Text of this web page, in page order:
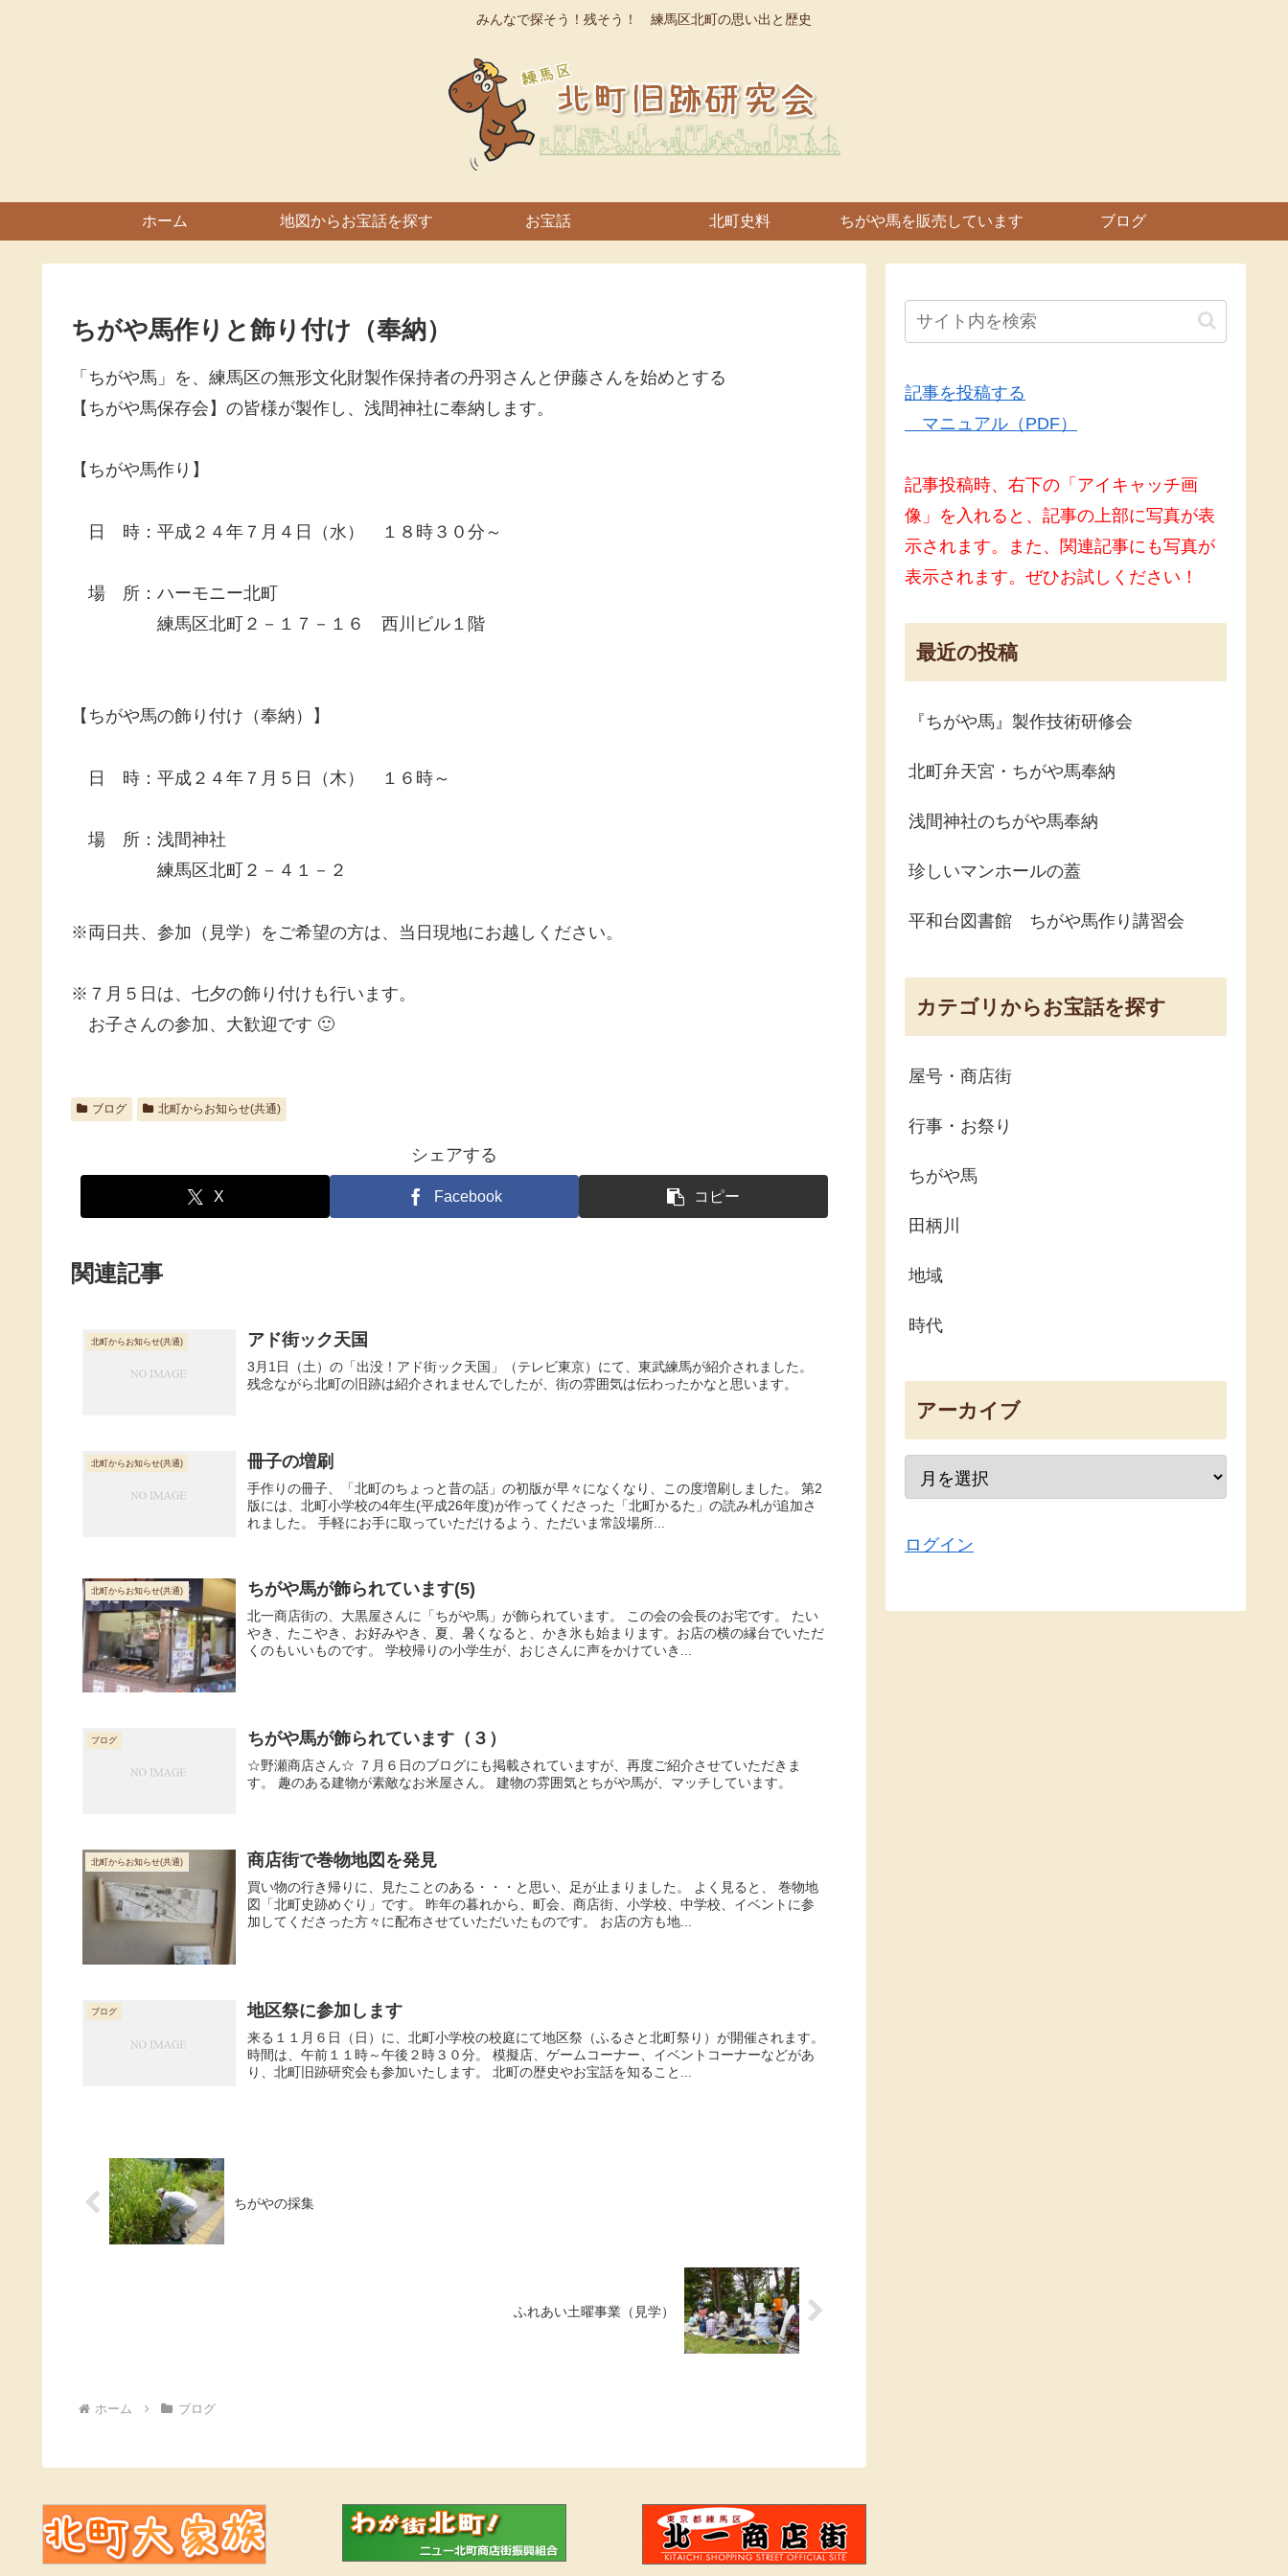
みんなで探そう！残そう！ 練馬区北町の思い出と歴史
ホーム 地図からお宝話を探す お宝話 北町史料 ちがや馬を販売しています ブログ
ちがや馬作りと飾り付け（奉納）
「ちがや馬」を、練馬区の無形文化財製作保持者の丹羽さんと伊藤さんを始めとする
【ちがや馬保存会】の皆様が製作し、浅間神社に奉納します。
【ちがや馬作り】
日 時：平成２４年７月４日（水） １８時３０分～
場 所：ハーモニー北町
練馬区北町２－１７－１６ 西川ビル１階
【ちがや馬の飾り付け（奉納）】
日 時：平成２４年７月５日（木） １６時～
場 所：浅間神社
練馬区北町２－４１－２
※両日共、参加（見学）をご希望の方は、当日現地にお越しください。
※７月５日は、七夕の飾り付けも行います。
お子さんの参加、大歓迎です 🙂
ブログ 北町からお知らせ(共通)
シェアする
X Facebook コピー
関連記事
北町からお知らせ(共通) アド街ック天国
3月1日（土）の「出没！アド街ック天国」（テレビ東京）にて、東武練馬が紹介されました。
残念ながら北町の旧跡は紹介されませんでしたが、街の雰囲気は伝わったかなと思います。
北町からお知らせ(共通) 冊子の増刷
手作りの冊子、「北町のちょっと昔の話」の初版が早々になくなり、この度増刷しました。 第2
版には、北町小学校の4年生(平成26年度)が作ってくださった「北町かるた」の読み札が追加さ
れました。 手軽にお手に取っていただけるよう、ただいま常設場所...
北町からお知らせ(共通) ちがや馬が飾られています(5)
北一商店街の、大黒屋さんに「ちがや馬」が飾られています。 この会の会長のお宅です。 たい
やき、たこやき、お好みやき、夏、暑くなると、かき氷も始まります。お店の横の縁台でいただ
くのもいいものです。 学校帰りの小学生が、おじさんに声をかけていき...
ブログ ちがや馬が飾られています（３）
☆野瀬商店さん☆ ７月６日のブログにも掲載されていますが、再度ご紹介させていただきま
す。 趣のある建物が素敵なお米屋さん。 建物の雰囲気とちがや馬が、マッチしています。
北町からお知らせ(共通) 商店街で巻物地図を発見
買い物の行き帰りに、見たことのある・・・と思い、足が止まりました。 よく見ると、 巻物地
図「北町史跡めぐり」です。 昨年の暮れから、町会、商店街、小学校、中学校、イベントに参
加してくださった方々に配布させていただいたものです。 お店の方も地...
ブログ 地区祭に参加します
来る１１月６日（日）に、北町小学校の校庭にて地区祭（ふるさと北町祭り）が開催されます。
時間は、午前１１時～午後２時３０分。 模擬店、ゲームコーナー、イベントコーナーなどがあ
り、北町旧跡研究会も参加いたします。 北町の歴史やお宝話を知ること...
ちがやの採集
ふれあい土曜事業（見学）
ホーム ブログ
記事を投稿する
マニュアル（PDF）
記事投稿時、右下の「アイキャッチ画
像」を入れると、記事の上部に写真が表
示されます。また、関連記事にも写真が
表示されます。ぜひお試しください！
最近の投稿
『ちがや馬』製作技術研修会
北町弁天宮・ちがや馬奉納
浅間神社のちがや馬奉納
珍しいマンホールの蓋
平和台図書館 ちがや馬作り講習会
カテゴリからお宝話を探す
屋号・商店街
行事・お祭り
ちがや馬
田柄川
地域
時代
アーカイブ
ログイン